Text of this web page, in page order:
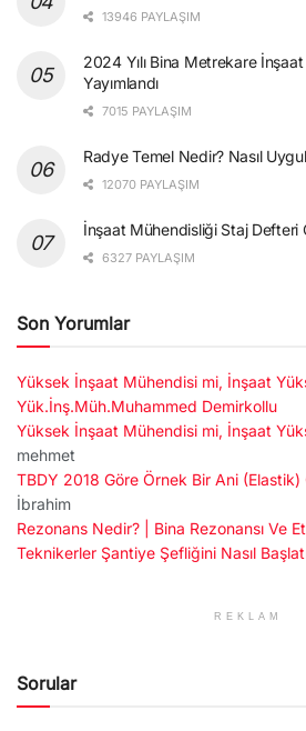
13946 PAYLAŞIM
2024 Yılı Bina Metrekare
Yayımlandı
7015 PAYLAŞIM
Radye Temel Nedir? Nasıl
12070 PAYLAŞIM
İnşaat Mühendisliği Staj Defteri
6327 PAYLAŞIM
Son Yorumlar
Yüksek İnşaat Mühendisi mi, İnşaat
Yük.İnş.Müh.Muhammed Demirkollu
Yüksek İnşaat Mühendisi mi, İnşaat
mehmet
TBDY 2018 Göre Örnek Bir Ani (Elastik)
İbrahim
Rezonans Nedir? | Bina Rezonansı Ve
Teknikerler Şantiye Şefliğini Nasıl
REKLAM
Sorular